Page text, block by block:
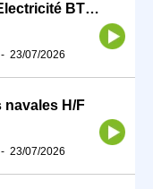
Coordinateur mise en service - Electricité BT/HT H/F
- 23/07/2026
H/F
- 23/07/2026